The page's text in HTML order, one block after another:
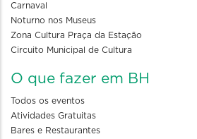
Carnaval
Noturno nos Museus
Zona Cultura Praça da Estação
Circuito Municipal de Cultura
O que fazer em BH
Todos os eventos
Atividades Gratuitas
Bares e Restaurantes